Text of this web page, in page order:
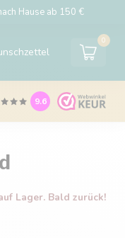
Hause ab 150 €
0
9.6
Lager. Bald zurück!